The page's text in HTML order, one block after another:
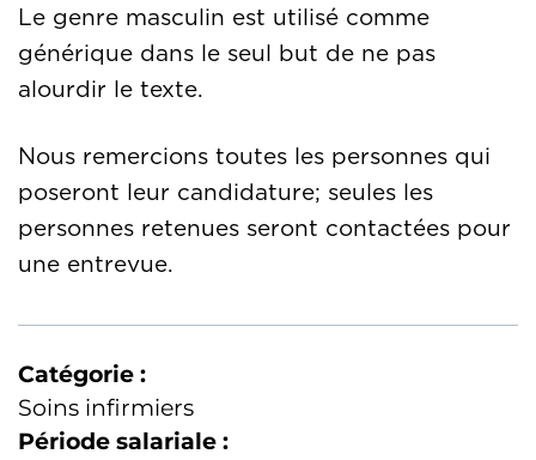
Le genre masculin est utilisé comme
générique dans le seul but de ne pas
alourdir le texte.
Nous remercions toutes les personnes qui
poseront leur candidature; seules les
personnes retenues seront contactées pour
une entrevue.
Catégorie :
Soins infirmiers
Période salariale :